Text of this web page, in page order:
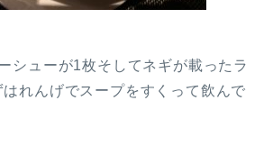
シューが1枚そしてネギが載ったラ
れんげでスープをすくって飲んで